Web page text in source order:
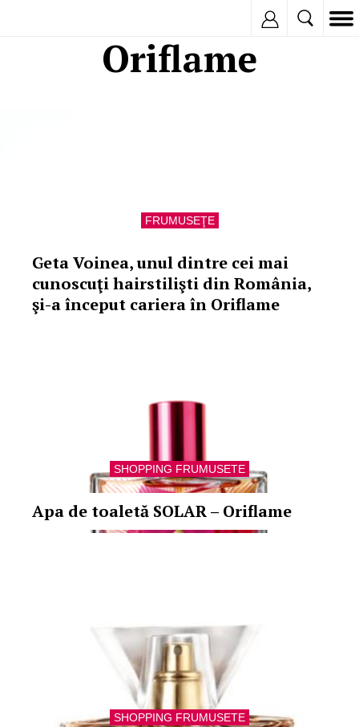
Oriflame
FRUMUSEŢE
Geta Voinea, unul dintre cei mai
cunoscuţi hairstilişti din România,
şi-a început cariera în Oriflame
SHOPPING FRUMUSETE
Apa de toaletă SOLAR – Oriflame
SHOPPING FRUMUSETE